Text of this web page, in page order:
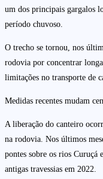
um dos principais gargalos
período chuvoso.
O trecho se tornou, nos
rodovia por concentrar
limitações no transporte de
Medidas recentes mudam
A liberação do canteiro
na rodovia. Nos últimos
pontes sobre os rios Curuçá
antigas travessias em 2022.